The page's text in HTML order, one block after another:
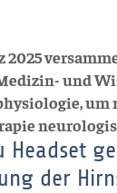
2025
und
um
Headset
der